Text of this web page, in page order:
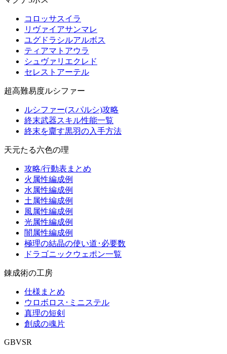
コロッサスイラ
リヴァイアサンマレ
ユグドラシルアルボス
ティアマトアウラ
シュヴァリエクレド
セレストアーテル
超高難易度ルシファー
ルシファー(スパルシ)攻略
終末武器スキル性能一覧
終末を齎す黒羽の入手方法
天元たる六色の理
攻略/行動表まとめ
火属性編成例
水属性編成例
土属性編成例
風属性編成例
光属性編成例
闇属性編成例
極理の結晶の使い道･必要数
ドラゴニックウェポン一覧
錬成術の工房
仕様まとめ
ウロボロス･ミニステル
真理の短剣
創成の魂片
GBVSR